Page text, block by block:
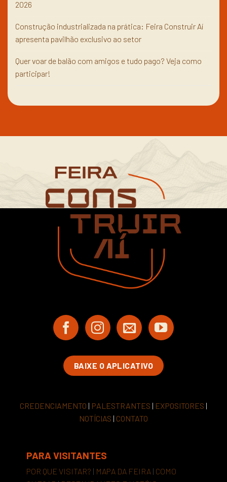
2026
Construção industrializada na prática: Feira Construir Aí
apresenta pavilhão exclusivo ao setor
Quer voar de balão com amigos e tudo pago? Veja como
participar!
BAIXE O APLICATIVO
CREDENCIAMENTO | PALESTRANTES | EXPOSITORES |
NOTÍCIAS | CONTATO
PARA VISITANTES
POR QUE VISITAR? | MAPA DA FEIRA | COMO